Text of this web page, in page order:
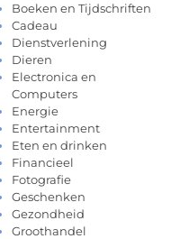
Boeken en Tijdschriften
Cadeau
Dienstverlening
Dieren
Electronica en
Computers
Energie
Entertainment
Eten en drinken
Financieel
Fotografie
Geschenken
Gezondheid
Groothandel